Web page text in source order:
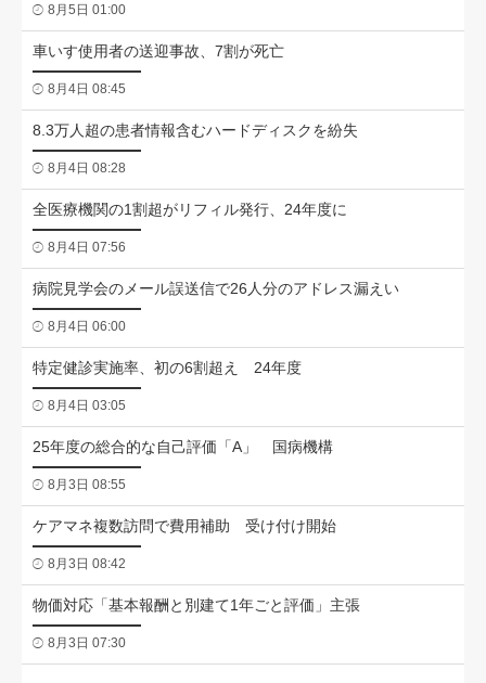
8月5日 01:00
車いす使用者の送迎事故、7割が死亡
8月4日 08:45
8.3万人超の患者情報含むハードディスクを紛失
8月4日 08:28
全医療機関の1割超がリフィル発行、24年度に
8月4日 07:56
病院見学会のメール誤送信で26人分のアドレス漏えい
8月4日 06:00
特定健診実施率、初の6割超え 24年度
8月4日 03:05
25年度の総合的な自己評価「A」 国病機構
8月3日 08:55
ケアマネ複数訪問で費用補助 受け付け開始
8月3日 08:42
物価対応「基本報酬と別建て1年ごと評価」主張
8月3日 07:30